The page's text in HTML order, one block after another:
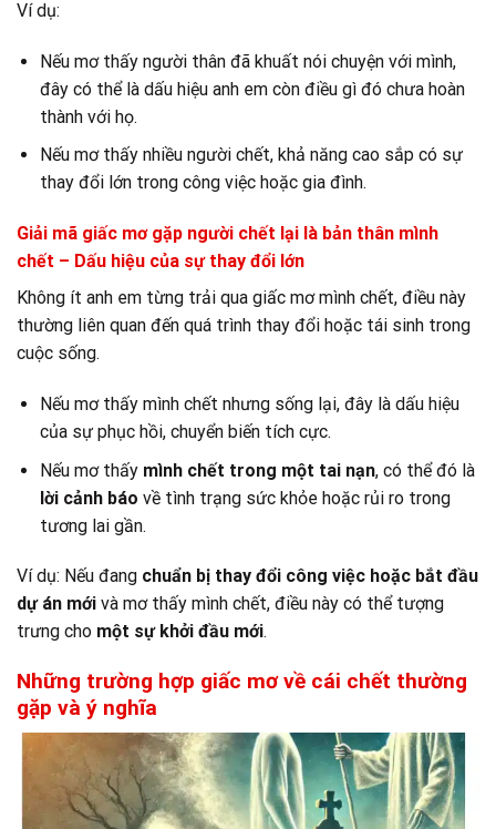
Ví dụ:
Nếu mơ thấy người thân đã khuất nói chuyện với mình,
đây có thể là dấu hiệu anh em còn điều gì đó chưa hoàn
thành với họ.
Nếu mơ thấy nhiều người chết, khả năng cao sắp có sự
thay đổi lớn trong công việc hoặc gia đình.
Giải mã giấc mơ gặp người chết lại là bản thân mình
chết – Dấu hiệu của sự thay đổi lớn
Không ít anh em từng trải qua giấc mơ mình chết, điều này
thường liên quan đến quá trình thay đổi hoặc tái sinh trong
cuộc sống.
Nếu mơ thấy mình chết nhưng sống lại, đây là dấu hiệu
của sự phục hồi, chuyển biến tích cực.
Nếu mơ thấy mình chết trong một tai nạn, có thể đó là
lời cảnh báo về tình trạng sức khỏe hoặc rủi ro trong
tương lai gần.
Ví dụ: Nếu đang chuẩn bị thay đổi công việc hoặc bắt đầu
dự án mới và mơ thấy mình chết, điều này có thể tượng
trưng cho một sự khởi đầu mới.
Những trường hợp giấc mơ về cái chết thường
gặp và ý nghĩa